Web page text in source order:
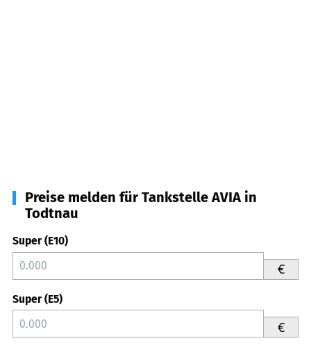
Preise melden für Tankstelle AVIA in
Todtnau
Super (E10)
€
Super (E5)
€